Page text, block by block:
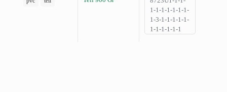
1-1-1-1-1-1-1-
1-3-1-1-1-1-1-
1-1-1-1-1-1